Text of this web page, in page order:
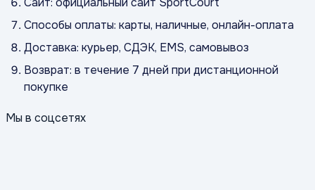
Способы оплаты: карты, наличные, онлайн-оплата
Доставка: курьер, СДЭК, EMS, самовывоз
Возврат: в течение 7 дней при дистанционной
покупке
Мы в соцсетях